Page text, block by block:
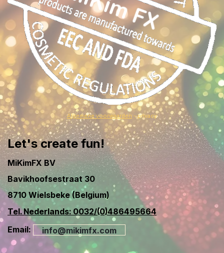
Algemene voorwaarden - privacy
Let's create fun!
MiKimFX BV
Bavikhoofsestraat 30
8710 Wielsbeke (Belgium)
Tel. Nederlands: 0032/(0)486495664
Email:
info@mikimfx.com